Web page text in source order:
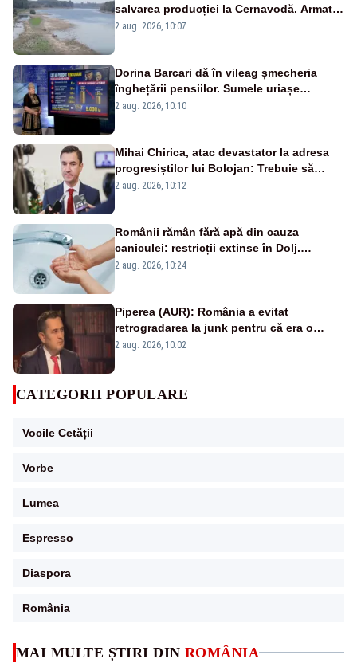
MAI MULTE ȘTIRI DIN ROMÂNIA
salvarea producției la Cernavodă. Armata
va detona o stâncă și va devia apa
2 aug. 2026, 10:07
Dorina Barcari dă în vileag șmecheria
înghețării pensiilor. Sumele uriașe
pierdute de fiecare român
2 aug. 2026, 10:10
Mihai Chirica, atac devastator la adresa
progresiștilor lui Bolojan: Trebuie să
protejăm și natura, dar nu șținem omaneii
2 aug. 2026, 10:12
Românii rămân fără apă din cauza
caniculei: restricții extinse în Dolj.
Oamenii au „cu program la robinet”
2 aug. 2026, 10:24
Piperea (AUR): România a evitat
retrogradarea la junk pentru că era o
catastrofă pentru bănci și fondurile de
2 aug. 2026, 10:02
CATEGORII POPULARE
Vocile Cetății
Vorbe
Lumea
Espresso
Diaspora
România